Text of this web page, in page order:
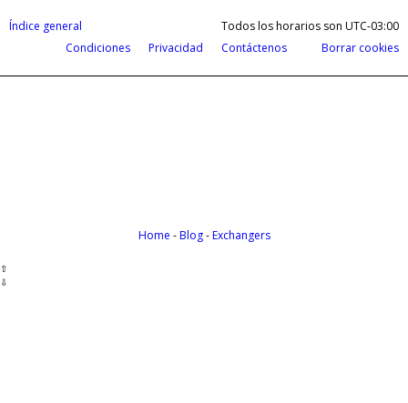
Índice general Todos los horarios son UTC-03:00
Borrar cookies
Contáctenos
Privacidad
Condiciones
Home -Blog-Exchangers
⇧
⇩